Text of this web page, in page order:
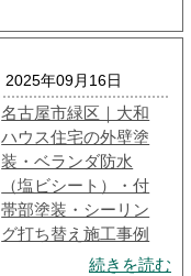
2025年09月16日
名古屋市緑区｜大和
ハウス住宅の外壁塗
装・ベランダ防水
（塩ビシート）・付
帯部塗装・シーリン
グ打ち替え施工事例
続きを読む